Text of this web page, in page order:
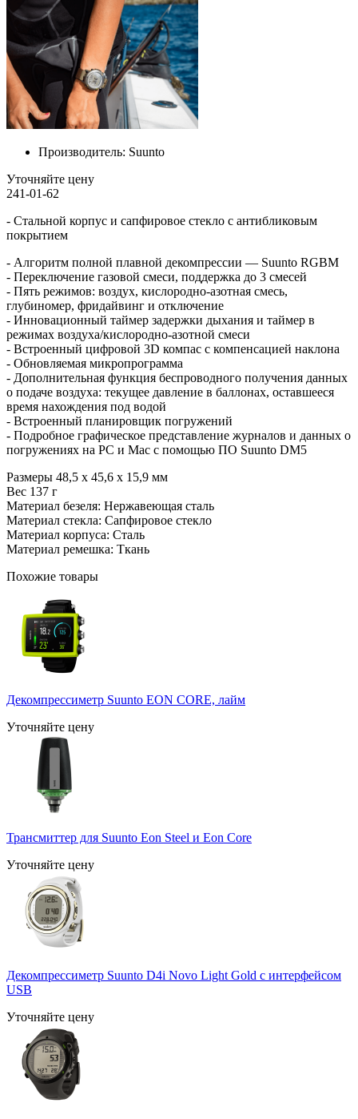
Производитель: Suunto
Уточняйте цену
241-01-62
- Стальной корпус и сапфировое стекло с антибликовым
покрытием
- Алгоритм полной плавной декомпрессии — Suunto RGBM
- Переключение газовой смеси, поддержка до 3 смесей
- Пять режимов: воздух, кислородно-азотная смесь,
глубиномер, фридайвинг и отключение
- Инновационный таймер задержки дыхания и таймер в
режимах воздуха/кислородно-азотной смеси
- Встроенный цифровой 3D компас с компенсацией наклона
- Обновляемая микропрограмма
- Дополнительная функция беспроводного получения данных
о подаче воздуха: текущее давление в баллонах, оставшееся
время нахождения под водой
- Встроенный планировщик погружений
- Подробное графическое представление журналов и данных о
погружениях на PC и Mac с помощью ПО Suunto DM5
Размеры 48,5 x 45,6 x 15,9 мм
Вес 137 г
Материал безеля: Нержавеющая сталь
Материал стекла: Сапфировое стекло
Материал корпуса: Сталь
Материал ремешка: Ткань
Похожие товары
Декомпрессиметр Suunto EON CORE, лайм
Уточняйте цену
Трансмиттер для Suunto Eon Steel и Eon Core
Уточняйте цену
Декомпрессиметр Suunto D4i Novo Light Gold с интерфейсом
USB
Уточняйте цену